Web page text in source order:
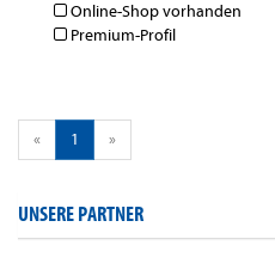
Online-Shop vorhanden
Premium-Profil
« 1 »
UNSERE PARTNER